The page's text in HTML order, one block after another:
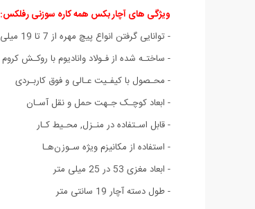
ویژگی های آچار بکس همه کاره سوزنی رفلکس:
- توانایی گرفتن انواع پیچ مهره از 7 تا 19 میلی‌متر
- ساختـه شده از فـولاد وانادیوم با روکـش کروم
- محـصول با کیفـیت عـالی و فوق کاربـردی
- ابعاد کوچـک جـهت حمل و نقل آسـان
- قابل اسـتفاده در منـزل, محـیط کـار
- استفاده از مکانیزم ویژه سـوزن‌هـا
- ابعاد مغزی 53 در 25 میلی متر
- طول دسته آچار 19 سانتی متر